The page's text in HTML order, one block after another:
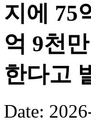
지에 75
억 9천
한다고
Date: